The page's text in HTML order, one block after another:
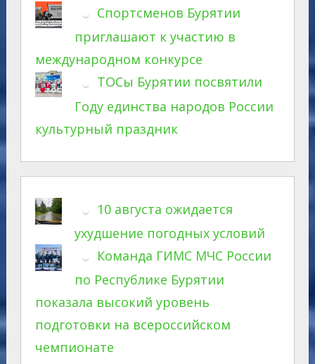
Спортсменов Бурятии
приглашают к участию в
международном конкурсе
ТОСы Бурятии посвятили
Году единства народов России
культурный праздник
10 августа ожидается
ухудшение погодных условий
Команда ГИМС МЧС России
по Республике Бурятии
показала высокий уровень
подготовки на всероссийском
чемпионате